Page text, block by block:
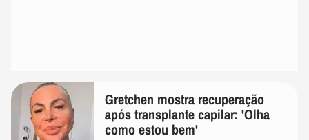
Gretchen mostra recuperação
após transplante capilar: 'Olha
como estou bem'